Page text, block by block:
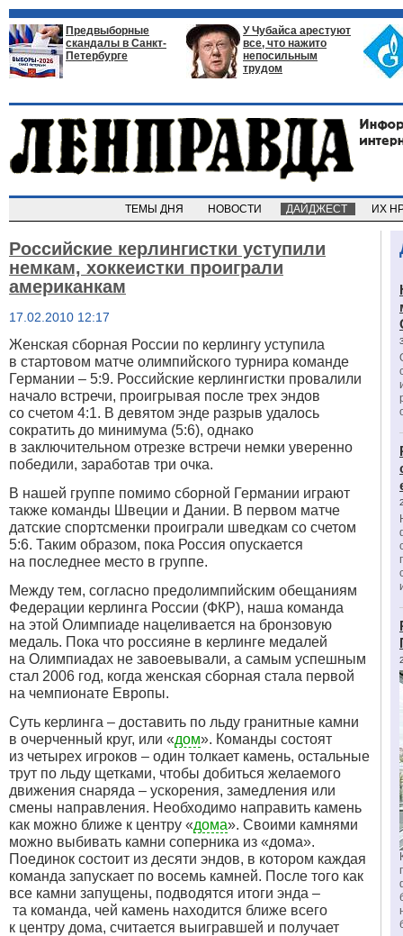
Предвыборные
скандалы в Санкт-
Петербурге
У Чубайса арестуют
все, что нажито
непосильным
трудом
ТЕМЫ ДНЯ НОВОСТИ ДАЙДЖЕСТ ИХ
Российские керлингистки уступили
немкам, хоккеистки проиграли
американкам
17.02.2010 12:17
Женская сборная России по керлингу уступила
в стартовом матче олимпийского турнира команде
Германии – 5:9. Российские керлингистки провалили
начало встречи, проигрывая после трех эндов
со счетом 4:1. В девятом энде разрыв удалось
сократить до минимума (5:6), однако
в заключительном отрезке встречи немки уверенно
победили, заработав три очка.
В нашей группе помимо сборной Германии играют
также команды Швеции и Дании. В первом матче
датские спортсменки проиграли шведкам со счетом
5:6. Таким образом, пока Россия опускается
на последнее место в группе.
Между тем, согласно предолимпийским обещаниям
Федерации керлинга России (ФКР), наша команда
на этой Олимпиаде нацеливается на бронзовую
медаль. Пока что россияне в керлинге медалей
на Олимпиадах не завоевывали, а самым успешным
стал 2006 год, когда женская сборная стала первой
на чемпионате Европы.
Суть керлинга – доставить по льду гранитные камни
в очерченный круг, или «дом». Команды состоят
из четырех игроков – один толкает камень, остальные
трут по льду щетками, чтобы добиться желаемого
движения снаряда – ускорения, замедления или
смены направления. Необходимо направить камень
как можно ближе к центру «дома». Своими камнями
можно выбивать камни соперника из «дома».
Поединок состоит из десяти эндов, в котором каждая
команда запускает по восемь камней. После того как
все камни запущены, подводятся итоги энда –
та команда, чей камень находится ближе всего
к центру дома, считается выигравшей и получает